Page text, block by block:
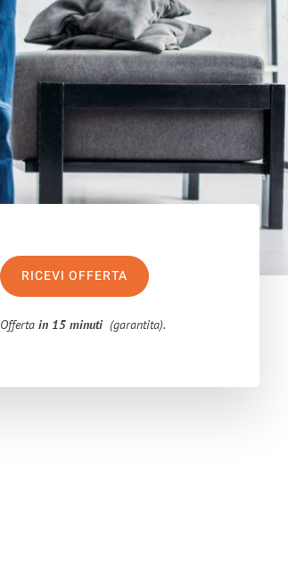
RICEVI OFFERTA
Offertain 15 minuti (garantita).